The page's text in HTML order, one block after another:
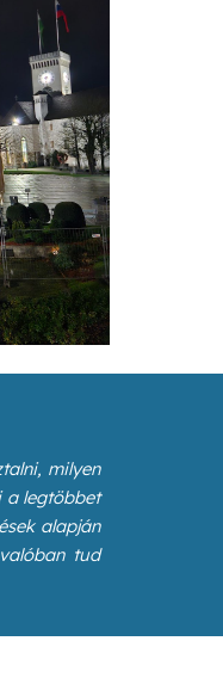
milyen
a legtöbbet
alapján
tud